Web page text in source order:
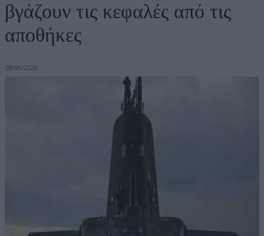
βγάζουν τις κεφαλές από τις
αποθήκες
08/06/2026